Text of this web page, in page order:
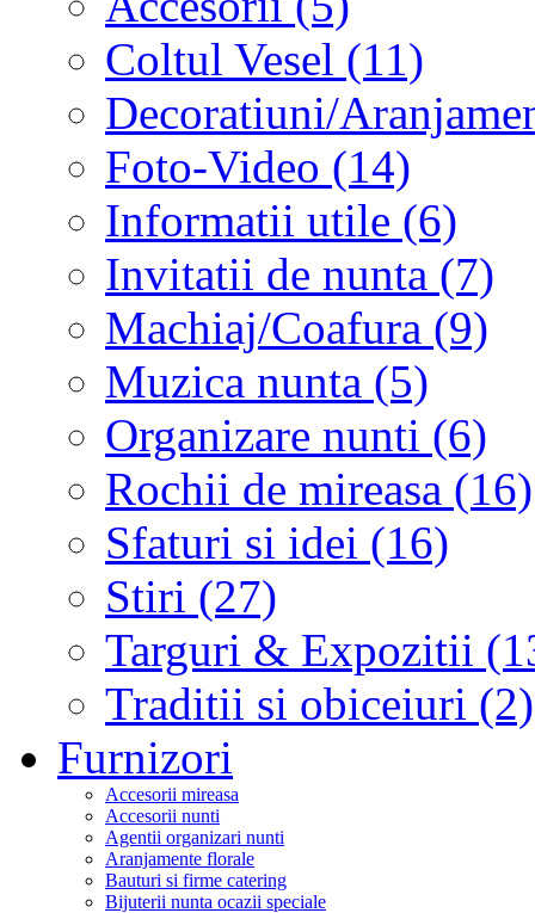
Coltul Vesel (11)
Decoratiuni/
Foto-Video (14)
Informatii utile (6)
Invitatii de nunta (7)
Machiaj/Coafura (9)
Muzica nunta (5)
Organizare nunti (6)
Rochii de mireasa (16)
Sfaturi si idei (16)
Stiri (27)
Targuri & Expozitii
Traditii si obiceiuri (2)
Furnizori
Accesorii mireasa
Accesorii nunti
Agentii organizari nunti
Aranjamente florale
Bauturi si firme catering
Bijuterii nunta ocazii speciale